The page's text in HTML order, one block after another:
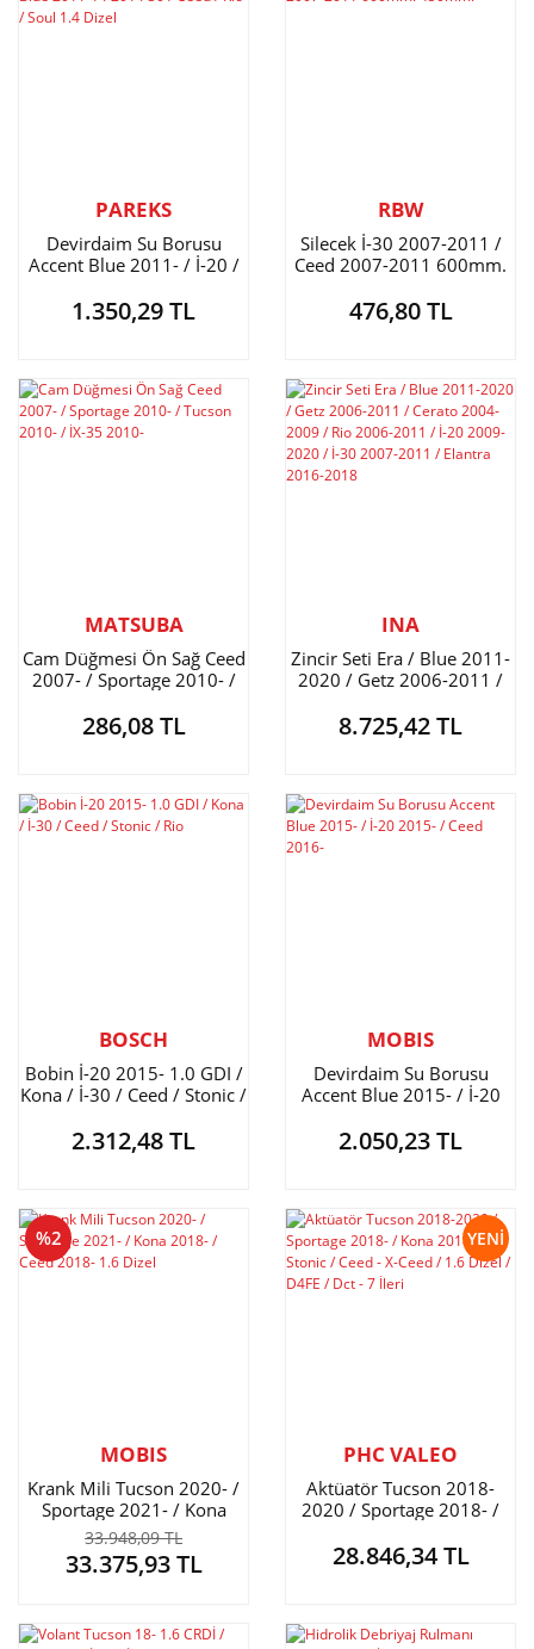
PAREKS
Devirdaim Su Borusu
Accent Blue 2011- / İ-20 /
Dizel
1.350,29 TL
RBW
Silecek İ-30 2007-2011 /
Ceed 2007-2011 600mm.
476,80 TL
MATSUBA
Cam Düğmesi Ön Sağ Ceed
2007- / Sportage 2010- /
286,08 TL
INA
Zincir Seti Era / Blue 2011-
2020 / Getz 2006-2011 /
2006-2011 / İ-20 2009-
2020 / İ-30 2007-2011 /
8.725,42 TL
BOSCH
Bobin İ-20 2015- 1.0 GDI /
Kona / İ-30 / Ceed / Stonic /
2.312,48 TL
MOBIS
Devirdaim Su Borusu
Accent Blue 2015- / İ-20
2.050,23 TL
%2
MOBIS
Krank Mili Tucson 2020- /
Sportage 2021- / Kona
2018- / Ceed 2018- 1.6
Dizel
33.948,09 TL
33.375,93 TL
YENİ
PHC VALEO
Aktüatör Tucson 2018-
2020 / Sportage 2018- /
- X-Ceed / 1.6 Dizel / D4FE /
Dct - 7 İleri
28.846,34 TL